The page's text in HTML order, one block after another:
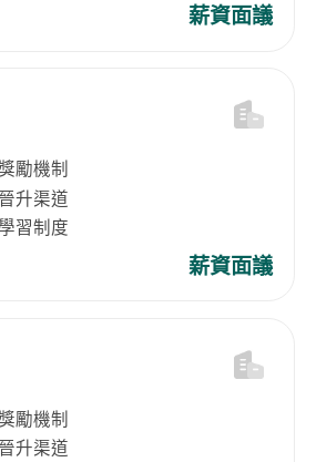
薪資面議
勵機制
升渠道
習制度
薪資面議
勵機制
升渠道